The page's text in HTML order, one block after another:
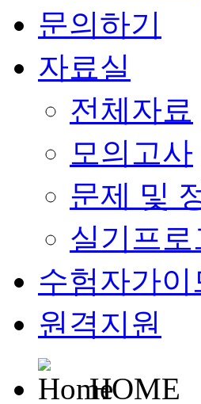
문의하기
자료실
전체자료
모의고사
문제 및
실기프로
수험자가이
원격지원
HOME